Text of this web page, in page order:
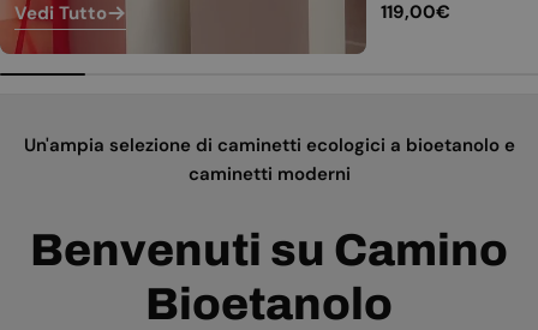
Vedi Tutto
Prezzo
119,00€
Un'ampia selezione di caminetti ecologici a bioetanolo e
caminetti moderni
Benvenuti su Camino
Bioetanolo